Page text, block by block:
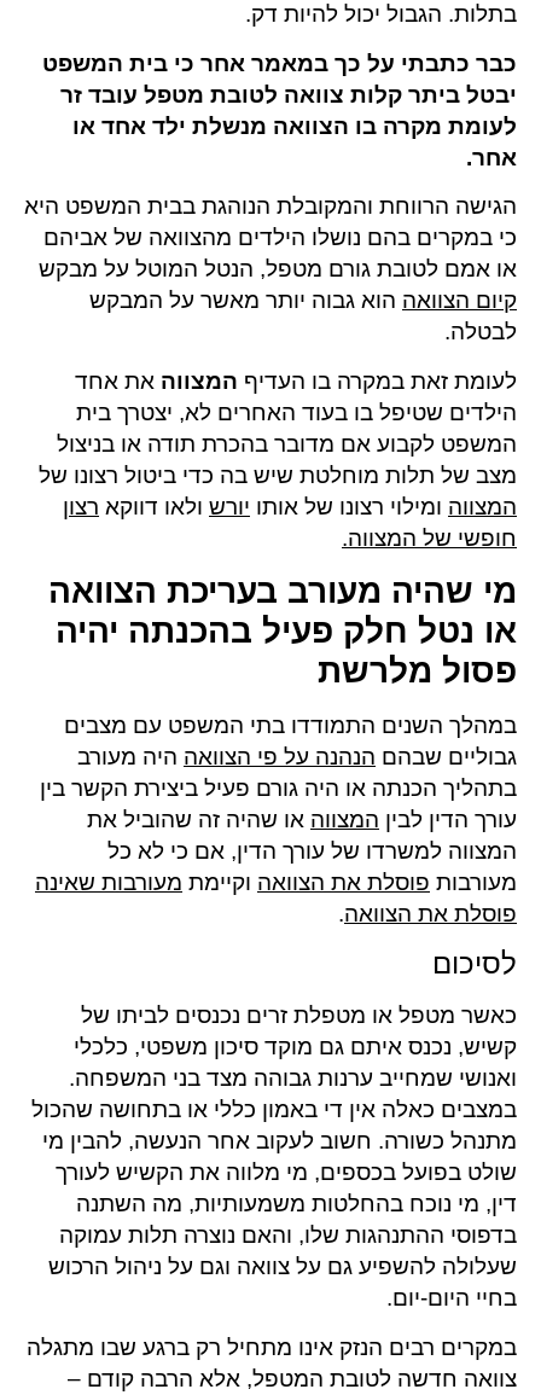
בתלות. הגבול יכול להיות דק.
כבר כתבתי על כך במאמר אחר כי בית המשפט
יבטל ביתר קלות צוואה לטובת מטפל עובד זר
לעומת מקרה בו הצוואה מנשלת ילד אחד או
אחר.
הגישה הרווחת והמקובלת הנוהגת בבית המשפט היא
כי במקרים בהם נושלו הילדים מהצוואה של אביהם
או אמם לטובת גורם מטפל, הנטל המוטל על מבקש
קיום הצוואה הוא גבוה יותר מאשר על המבקש
לבטלה.
לעומת זאת במקרה בו העדיף המצווה את אחד
הילדים שטיפל בו בעוד האחרים לא, יצטרך בית
המשפט לקבוע אם מדובר בהכרת תודה או בניצול
מצב של תלות מוחלטת שיש בה כדי ביטול רצונו של
המצווה ומילוי רצונו של אותו יורש ולאו דווקא רצון
חופשי של המצווה.
מי שהיה מעורב בעריכת הצוואה
או נטל חלק פעיל בהכנתה יהיה
פסול מלרשת
במהלך השנים התמודדו בתי המשפט עם מצבים
גבוליים שבהם הנהנה על פי הצוואה היה מעורב
בתהליך הכנתה או היה גורם פעיל ביצירת הקשר בין
עורך הדין לבין המצווה או שהיה זה שהוביל את
המצווה למשרדו של עורך הדין, אם כי לא כל
מעורבות פוסלת את הצוואה וקיימת מעורבות שאינה
פוסלת את הצוואה.
לסיכום
כאשר מטפל או מטפלת זרים נכנסים לביתו של
קשיש, נכנס איתם גם מוקד סיכון משפטי, כלכלי
ואנושי שמחייב ערנות גבוהה מצד בני המשפחה.
במצבים כאלה אין די באמון כללי או בתחושה שהכול
מתנהל כשורה. חשוב לעקוב אחר הנעשה, להבין מי
שולט בפועל בכספים, מי מלווה את הקשיש לעורך
דין, מי נוכח בהחלטות משמעותיות, מה השתנה
בדפוסי ההתנהגות שלו, והאם נוצרה תלות עמוקה
שעלולה להשפיע גם על צוואה וגם על ניהול הרכוש
בחיי היום-יום.
במקרים רבים הנזק אינו מתחיל רק ברגע שבו מתגלה
צוואה חדשה לטובת המטפל, אלא הרבה קודם –